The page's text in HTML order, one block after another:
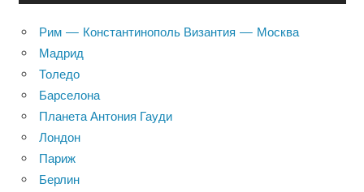
Рим — Константинополь Византия — Москва
Мадрид
Толедо
Барселона
Планета Антония Гауди
Лондон
Париж
Берлин